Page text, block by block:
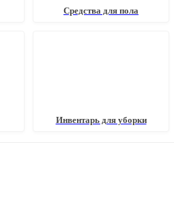
Средства для пола
Инвентарь для уборки